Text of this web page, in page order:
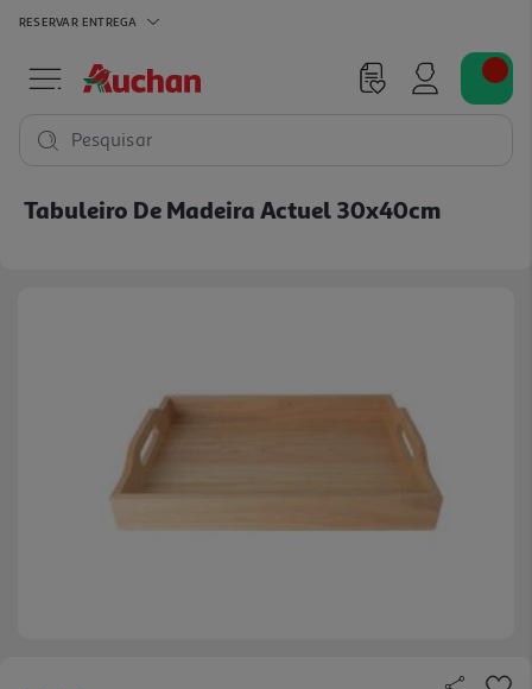
RESERVAR ENTREGA
Pesquisar
Tabuleiro De Madeira Actuel 30x40cm